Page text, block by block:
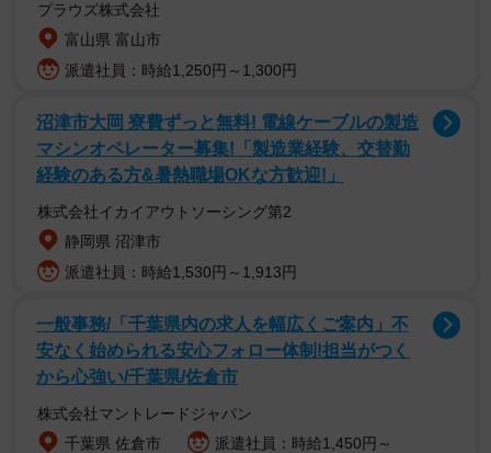
プラウズ株式会社
富山県 富山市
派遣社員：時給1,250円～1,300円
沼津市大岡 寮費ずっと無料! 電線ケーブルの製造
マシンオペレーター募集!「製造業経験、交替勤
経験のある方&暑熱職場OKな方歓迎!」
株式会社イカイアウトソーシング第2
静岡県 沼津市
派遣社員：時給1,530円～1,913円
一般事務/「千葉県内の求人を幅広くご案内」不
安なく始められる安心フォロー体制!担当がつく
から心強い/千葉県/佐倉市
株式会社マントレードジャパン
千葉県 佐倉市
派遣社員：時給1,450円～